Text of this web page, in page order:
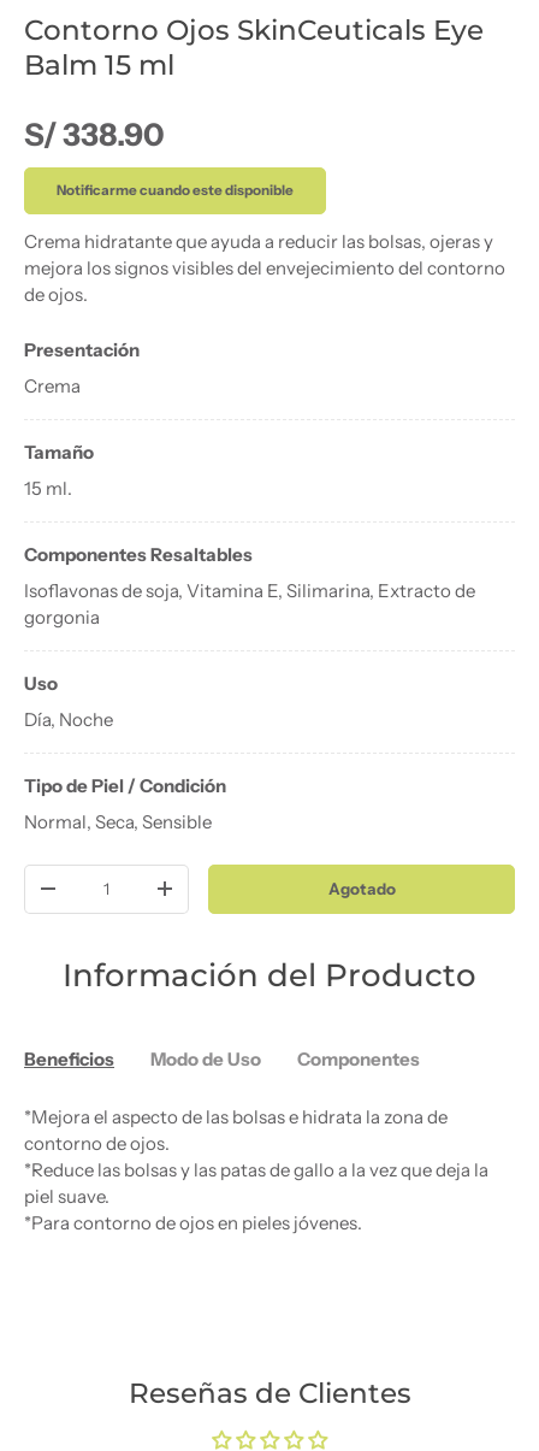
Contorno Ojos SkinCeuticals Eye
Balm 15 ml
Precio normal
S/ 338.90
Notificarme cuando este disponible
Crema hidratante que ayuda a reducir las bolsas, ojeras y
mejora los signos visibles del envejecimiento del contorno
de ojos.
Presentación
Crema
Tamaño
15 ml.
Componentes Resaltables
Isoflavonas de soja, Vitamina E, Silimarina, Extracto de
gorgonia
Uso
Día, Noche
Tipo de Piel / Condición
Normal, Seca, Sensible
Disminuir cantidadAumentar la cantidadAgotado
Información del Producto
Beneficios Modo de Uso Componentes
*Mejora el aspecto de las bolsas e hidrata la zona de
contorno de ojos.
*Reduce las bolsas y las patas de gallo a la vez que deja la
piel suave.
*Para contorno de ojos en pieles jóvenes.
Reseñas de Clientes